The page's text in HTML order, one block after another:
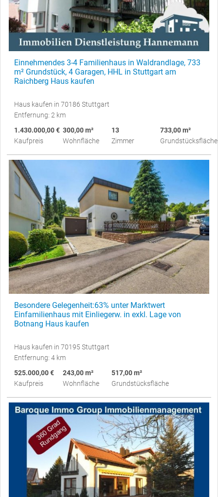
Einnehmendes 3-4 Familienhaus in Waldrandlage, 733
m² Grundstück, 4 Garagen, HHL in Stuttgart am
Raichberg Haus kaufen
Haus kaufen in 70186 Stuttgart
Entfernung: 2 km
1.430.000,00 €
Kaufpreis
300,00 m²
Wohnfläche
13
Zimmer
733,00 m²
Grundstücksfläche
Besondere Gelegenheit:63% unter Marktwert
Einfamilienhaus mit Einliegerw. in exkl. Lage von
Botnang Haus kaufen
Haus kaufen in 70195 Stuttgart
Entfernung: 4 km
525.000,00 €
Kaufpreis
243,00 m²
Wohnfläche
517,00 m²
Grundstücksfläche